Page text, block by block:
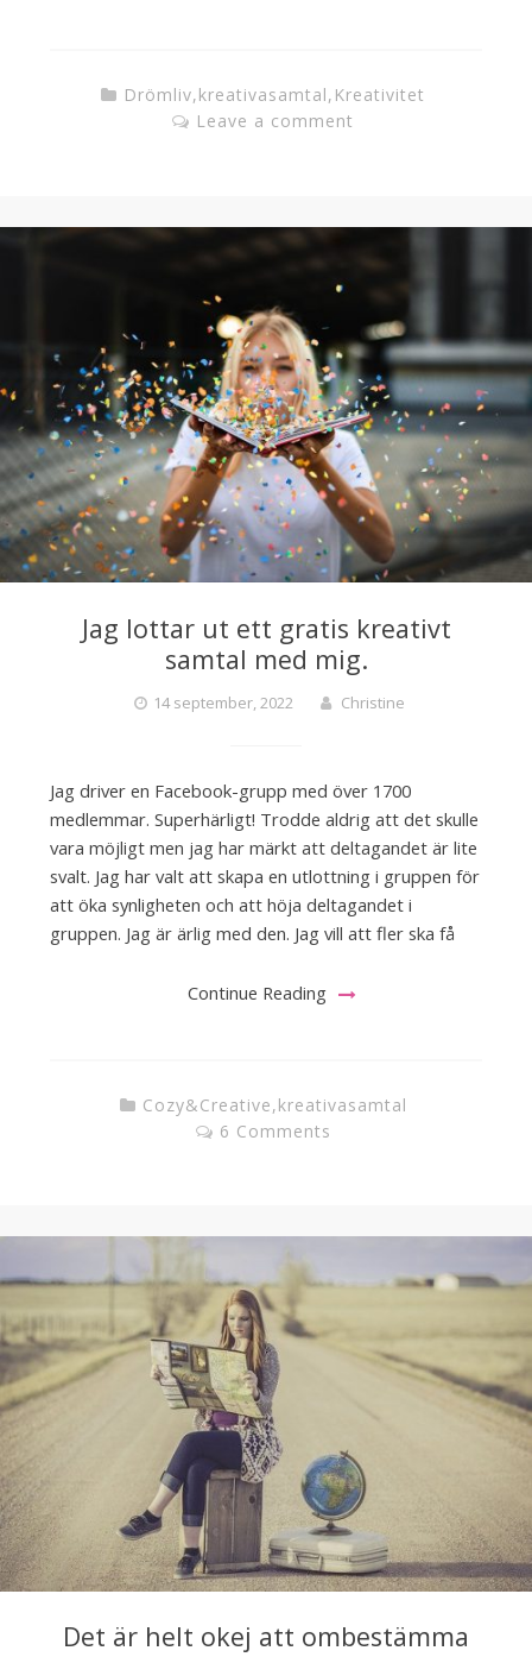
Drömliv,kreativasamtal, Kreativitet
Leave a comment
Jag lottar ut ett gratis kreativt
samtal med mig.
14 september, 2022 Christine
Jag driver en Facebook-grupp med över 1700
medlemmar. Superhärligt! Trodde aldrig att det skulle
vara möjligt men jag har märkt att deltagandet är lite
svalt. Jag har valt att skapa en utlottning i gruppen för
att öka synligheten och att höja deltagandet i
gruppen. Jag är ärlig med den. Jag vill att fler ska få
Continue Reading
Cozy&Creative,kreativasamtal
6 Comments
Det är helt okej att ombestämma